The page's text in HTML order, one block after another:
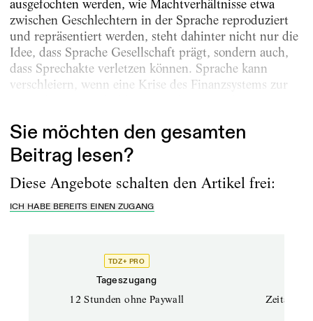
ausgefochten werden, wie Machtverhältnisse etwa
zwischen Geschlechtern in der Sprache reproduziert
und repräsentiert werden, steht dahinter nicht nur die
Idee, dass Sprache Gesellschaft prägt, sondern auch,
dass Sprechakte verletzen können. Sprache kann
verschleiern, wenn eine Krise des Finanzsystems zur
Sie möchten den gesamten
Beitrag lesen?
Diese Angebote schalten den Artikel frei:
ICH HABE BEREITS EINEN ZUGANG
TDZ+ PRO
Tageszugang
12 Stunden ohne Paywall